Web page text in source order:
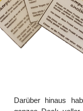
Darüber hinaus